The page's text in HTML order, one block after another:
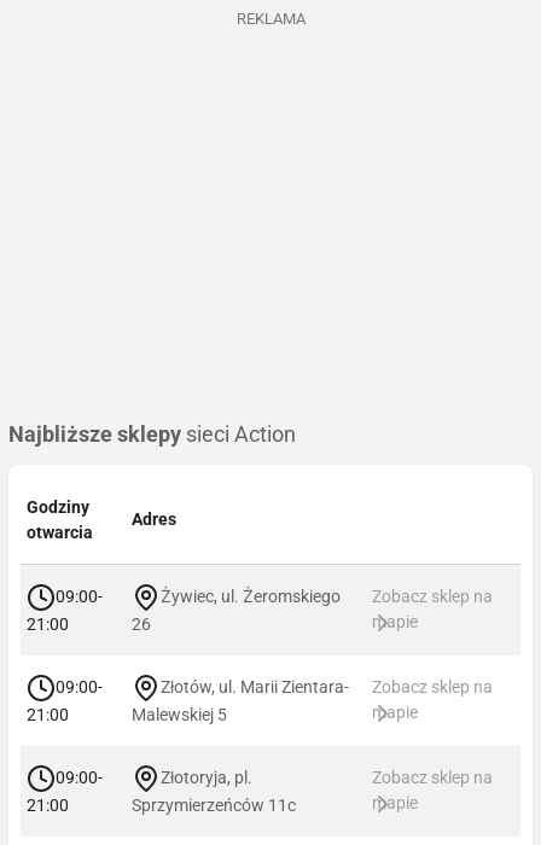
REKLAMA
Najbliższe sklepy sieci Action
Godziny
otwarcia
Adres
09:00-
21:00
Żywiec, ul. Żeromskiego
26
Zobacz sklep na
mapie
09:00-
21:00
Złotów, ul. Marii Zientara-
Malewskiej 5
Zobacz sklep na
mapie
09:00-
21:00
Złotoryja, pl.
Sprzymierzeńców 11c
Zobacz sklep na
mapie